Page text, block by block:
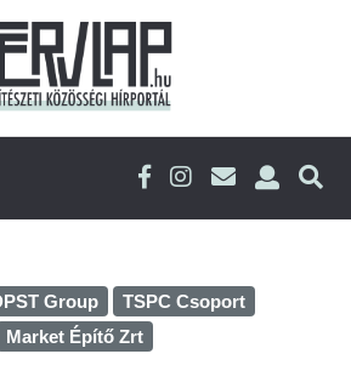
Group
TSPC Csoport
Market Építő Zrt